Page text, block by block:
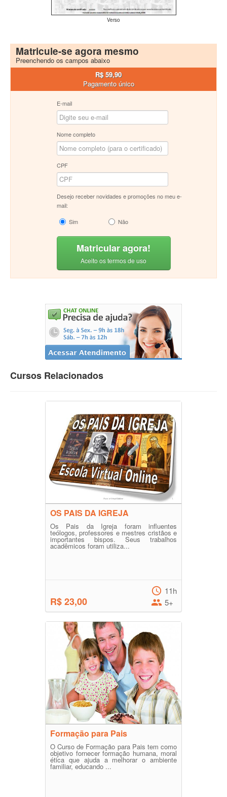
Verso
Matricule-se agora mesmo
Preenchendo os campos abaixo
R$ 59,90
Pagamento único
E-mail
Nome completo
CPF
Desejo receber novidades e promoções no meu e-
mail:
Sim
Não
Matricular agora!
Aceito os termos de uso
Cursos Relacionados
OS PAIS DA IGREJA
Os Pais da Igreja foram influentes
teólogos, professores e mestres cristãos e
importantes bispos. Seus trabalhos
acadêmicos foram utiliza...
R$ 23,00
11h
5+
Formação para Pais
O Curso de Formação para Pais tem como
objetivo fornecer formação humana, moral
ética que ajuda a melhorar o ambiente
familiar, educando ...